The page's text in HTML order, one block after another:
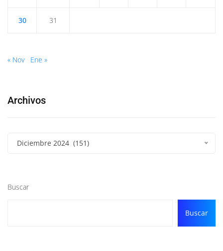
30 31
« Nov Ene »
Archivos
Diciembre 2024 (151)
Buscar
Buscar